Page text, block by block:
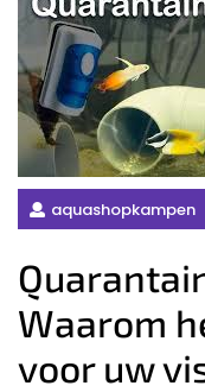
aquashopkampen
Waarom
voor uw